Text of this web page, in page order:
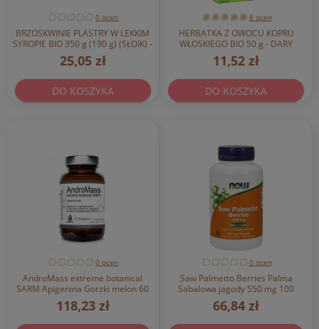
0 ocen
BRZOSKWINIE PLASTRY W LEKKIM
SYROPIE BIO 350 g (190 g) (SŁOIK) -
AARTS
25,05 zł
DO KOSZYKA
8 ocen
HERBATKA Z OWOCU KOPRU
WŁOSKIEGO BIO 50 g - DARY
NATURY
11,52 zł
DO KOSZYKA
0 ocen
AndroMass extreme botanical
SARM Apigenina Gorzki melon 60
kapsułek KenayAG
118,23 zł
0 ocen
Saw Palmetto Berries Palma
Sabalowa jagody 550 mg 100
kapsułek NOW FOODS
66,84 zł